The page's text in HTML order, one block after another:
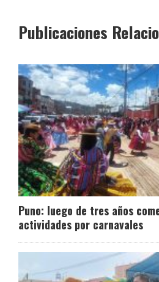
Publicaciones
Puno: luego de tres años
actividades por carnavales